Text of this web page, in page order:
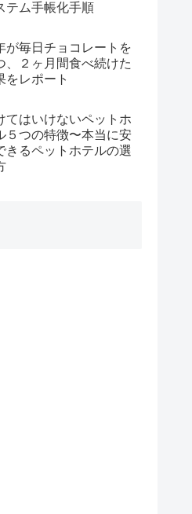
テム手帳化手順
が毎日チョコレートを
、２ヶ月間食べ続けた
をレポート
てはいけないペットホ
５つの特徴〜本当に安
きるペットホテルの選